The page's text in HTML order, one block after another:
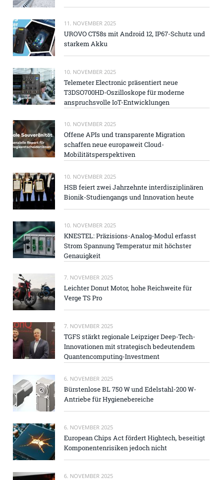
11. NOVEMBER 2025
UROVO CT58s mit Android 12, IP67-Schutz und
starkem Akku
10. NOVEMBER 2025
Telemeter Electronic präsentiert neue
T3DSO700HD-Oszilloskope für moderne
anspruchsvolle IoT-Entwicklungen
10. NOVEMBER 2025
Offene APIs und transparente Migration
schaffen neue europaweit Cloud-
Mobilitätsperspektiven
10. NOVEMBER 2025
HSB feiert zwei Jahrzehnte interdisziplinären
Bionik-Studiengangs und Innovation heute
10. NOVEMBER 2025
KNESTEL: Präzisions-Analog-Modul erfasst
Strom Spannung Temperatur mit höchster
Genauigkeit
7. NOVEMBER 2025
Leichter Donut Motor, hohe Reichweite für
Verge TS Pro
7. NOVEMBER 2025
TGFS stärkt regionale Leipziger Deep-Tech-
Innovationen mit strategisch bedeutendem
Quantencomputing-Investment
6. NOVEMBER 2025
Bürstenlose BL 750 W und Edelstahl-200 W-
Antriebe für Hygienebereiche
6. NOVEMBER 2025
European Chips Act fördert Hightech, beseitigt
Komponentenrisiken jedoch nicht
6. NOVEMBER 2025